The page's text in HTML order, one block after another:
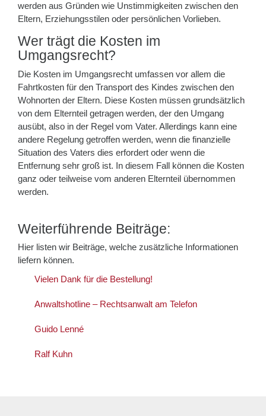
werden aus Gründen wie Unstimmigkeiten zwischen den
Eltern, Erziehungsstilen oder persönlichen Vorlieben.
Wer trägt die Kosten im
Umgangsrecht?
Die Kosten im Umgangsrecht umfassen vor allem die
Fahrtkosten für den Transport des Kindes zwischen den
Wohnorten der Eltern. Diese Kosten müssen grundsätzlich
von dem Elternteil getragen werden, der den Umgang
ausübt, also in der Regel vom Vater. Allerdings kann eine
andere Regelung getroffen werden, wenn die finanzielle
Situation des Vaters dies erfordert oder wenn die
Entfernung sehr groß ist. In diesem Fall können die Kosten
ganz oder teilweise vom anderen Elternteil übernommen
werden.
Weiterführende Beiträge:
Hier listen wir Beiträge, welche zusätzliche Informationen
liefern können.
Vielen Dank für die Bestellung!
Anwaltshotline – Rechtsanwalt am Telefon
Guido Lenné
Ralf Kuhn